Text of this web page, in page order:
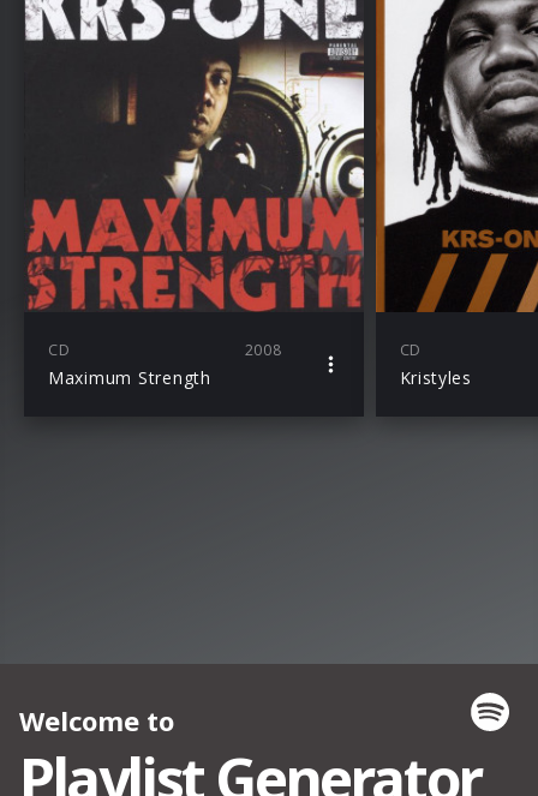
CD 2008
Maximum Strength
CD
Kristyles